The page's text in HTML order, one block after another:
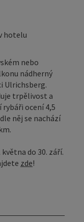
hotelu
nebo
nádherný
Ulrichsberg.
trpělivost a
ocení 4,5
něj se nachází
do 30. září.
zde!